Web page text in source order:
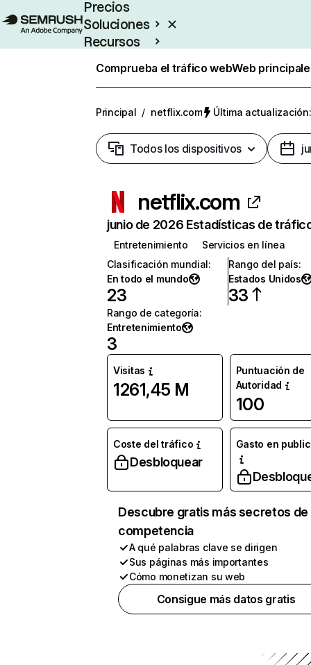
Precios
Soluciones
Recursos
Comprueba el tráfico webWeb
Principal / netflix.com Última
Todos los dispositivos
netflix.com
junio de 2026 Estadísticas de
Entretenimiento
Servicios en línea
Clasificación mundial:
En todo el mundo
23
Rango del país:
Estados Unidos
33
Rango de categoría:
Entretenimiento
3
Visitas
1261,45 M
Puntuación de
Autoridad
100
Coste del tráfico
Desbloquear
Gasto en
Descubre gratis más secretos de
competencia
A qué palabras clave se dirigen
Sus páginas más importantes
Cómo monetizan su web
Consigue más datos gratis